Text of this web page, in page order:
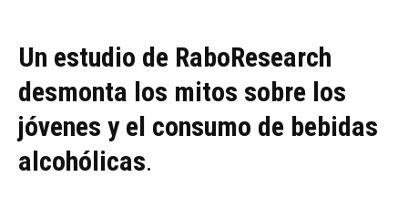
Un estudio de RaboResearch
desmonta los mitos sobre los
jóvenes y el consumo de bebidas
alcohólicas.